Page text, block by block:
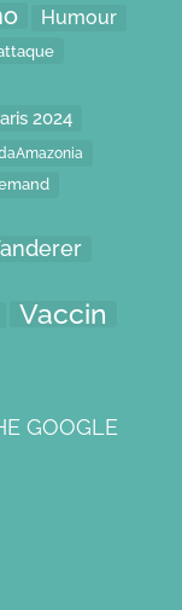
Humour
2024
Vaccin
GOOGLE